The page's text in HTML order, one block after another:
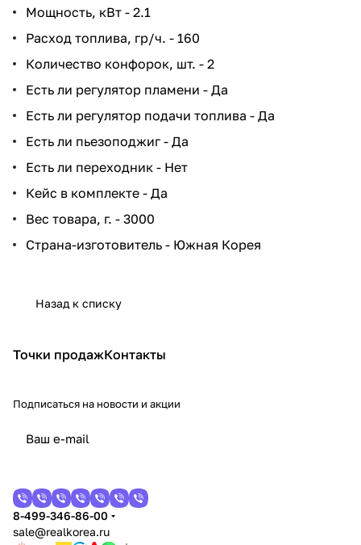
Мощность, кВт - 2.1
Расход топлива, гр/ч. - 160
Количество конфорок, шт. - 2
Есть ли регулятор пламени - Да
Есть ли регулятор подачи топлива - Да
Есть ли пьезоподжиг - Да
Есть ли переходник - Нет
Кейс в комплекте - Да
Вес товара, г. - 3000
Страна-изготовитель - Южная Корея
Назад к списку
Точки продажКонтакты
Подписаться на новости и акции
8-499-346-86-00
sale@realkorea.ru